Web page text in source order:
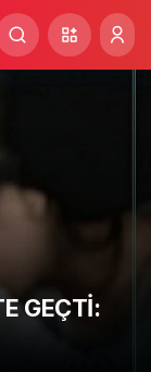
GEÇTİ:
Paylaş